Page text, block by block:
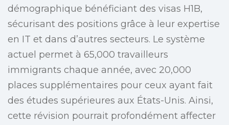
démographique bénéficiant des visas H1B,
sécurisant des positions grâce à leur expertise
en IT et dans d’autres secteurs. Le système
actuel permet à 65,000 travailleurs
immigrants chaque année, avec 20,000
places supplémentaires pour ceux ayant fait
des études supérieures aux États-Unis. Ainsi,
cette révision pourrait profondément affecter